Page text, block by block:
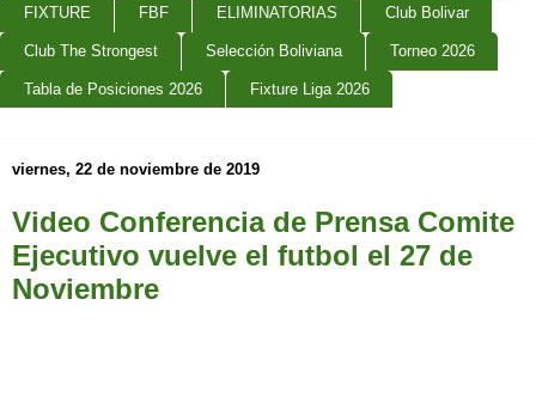
FIXTURE FBF ELIMINATORIAS Club Bolivar
Club The Strongest Selección Boliviana Torneo 2026
Tabla de Posiciones 2026 Fixture Liga 2026
viernes, 22 de noviembre de 2019
Video Conferencia de Prensa Comite
Ejecutivo vuelve el futbol el 27 de
Noviembre